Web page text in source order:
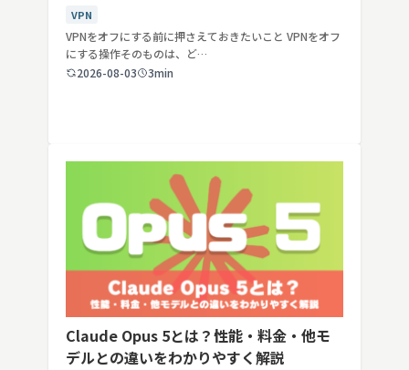
VPN
VPNをオフにする前に押さえておきたいこと VPNをオフ
にする操作そのものは、ど…
2026-08-03
3min
Claude Opus 5とは？性能・料金・他モ
デルとの違いをわかりやすく解説